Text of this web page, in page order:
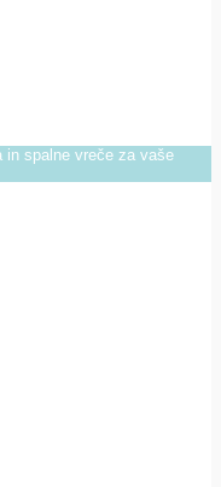
in spalne vreče za vaše